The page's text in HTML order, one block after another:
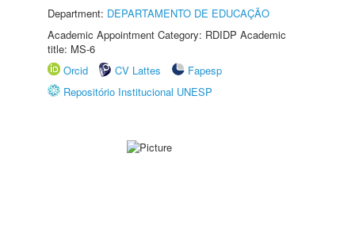
Department: DEPARTAMENTO DE EDUCAÇÃO
Academic Appointment Category: RDIDP Academic
title: MS-6
Orcid
CV Lattes
Fapesp
Repositório Institucional UNESP